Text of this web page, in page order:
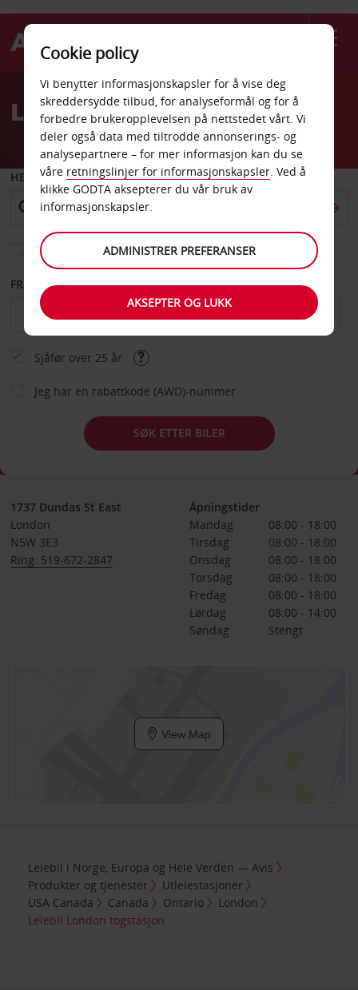
Welcome
AvisLeiebil London togstasjon
HENT FRA
Velg et annet leveringssted
FRA DATO TIL DATO
Sjåfør over 25 år
Jeg har en rabattkode (AWD)-nummer
SØK ETTER BILER
1737 Dundas St East
London
N5W 3E3
Ring: 519-672-2847
Åpningstider
Mandag
08:00 - 18:00
Tirsdag
08:00 - 18:00
Onsdag
08:00 - 18:00
Torsdag
08:00 - 18:00
Fredag
08:00 - 18:00
Lørdag
08:00 - 14:00
Søndag
Stengt
View Map
Leiebil i Norge, Europa og Hele Verden — Avis
Produkter og tjenester
Utleiestasjoner
USA Canada
Canada Ontario
London
Leiebil London togstasjon
Cookie policy
Vi benytter informasjonskapsler for å vise deg
skreddersydde tilbud, for analyseformål og for å
forbedre brukeropplevelsen på nettstedet vårt. Vi
deler også data med tiltrodde annonserings- og
analysepartnere – for mer informasjon kan du se
våre retningslinjer for informasjonskapsler. Ved å
klikke GODTA aksepterer du vår bruk av
informasjonskapsler.
ADMINISTRER PREFERANSER
AKSEPTER OG LUKK